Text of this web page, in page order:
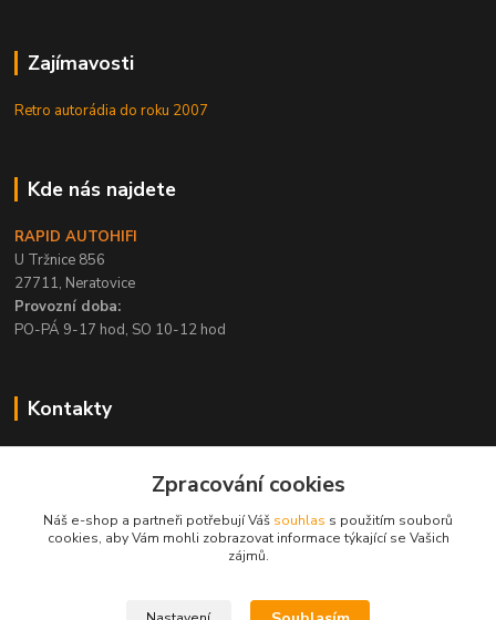
Zajímavosti
Retro autorádia do roku 2007
Kde nás najdete
RAPID AUTOHIFI
U Tržnice 856
27711, Neratovice
Provozní doba:
PO-PÁ 9-17 hod, SO 10-12 hod
Kontakty
PO-PÁ / 9-17 hod, SO 10-12 hod
info@rapid-autohifi.com
Zpracování cookies
Náš e-shop a partneři potřebují Váš souhlas s použitím souborů
cookies, aby Vám mohli zobrazovat informace týkající se Vašich
zájmů.